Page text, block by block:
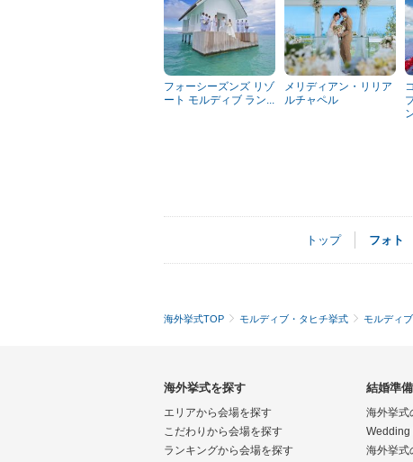
フォーシーズンズ リゾ
ート モルディブ ラン...
メリディアン・リリア
ルチャペル
トップ フォト
海外挙式TOP モルディブ・タヒチ挙式 モルディ
海外挙式を探す
エリアから会場を探す
こだわりから会場を探す
ランキングから会場を探す
結婚準
海外挙式
Wedding
海外挙式